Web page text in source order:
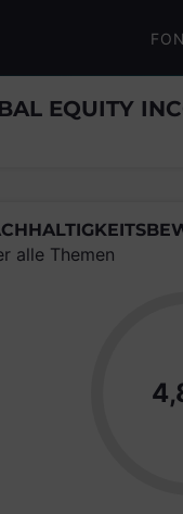
EQUITY
alle Themen